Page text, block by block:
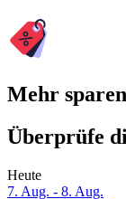
Mehr
Überprüfe
Heute
7. Aug. - 8. Aug.